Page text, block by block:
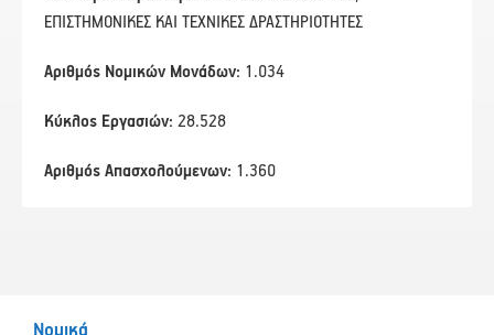
ΕΠΙΣΤΗΜΟΝΙΚΕΣ ΚΑΙ ΤΕΧΝΙΚΕΣ ΔΡΑΣΤΗΡΙΟΤΗΤΕΣ
Αριθμός Νομικών Μονάδων: 1.034
Κύκλος Εργασιών: 28.528
Αριθμός Απασχολούμενων: 1.360